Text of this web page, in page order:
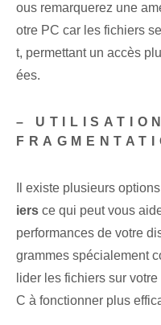
ous remarquerez une
otre PC car les fichiers
t, permettant un accès
ées.
–
Il existe plusieurs
iers ce qui peut vous
performances de votre
grammes spécialement
lider les fichiers sur
C à fonctionner plus